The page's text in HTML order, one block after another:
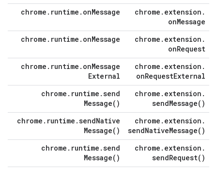
chrome . extension .
onMessage
chrome . runtime . onMessage
chrome . extension .
onRequest
chrome . runtime . onMessage
chrome . extension .
onRequestExternal
chrome . runtime . onMessage
External
chrome . extension .
sendMessage( )
chrome . runtime .send
Message( )
chrome . extension .
sendNativeMessage( )
chrome . runtime .sendNative
Message( )
chrome . extension .
sendRequest( )
chrome . runtime .send
Message( )